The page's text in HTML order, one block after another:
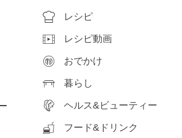
レシピ
レシピ動画
おでかけ
暮らし
ヘルス&ビューティー
フード&ドリンク